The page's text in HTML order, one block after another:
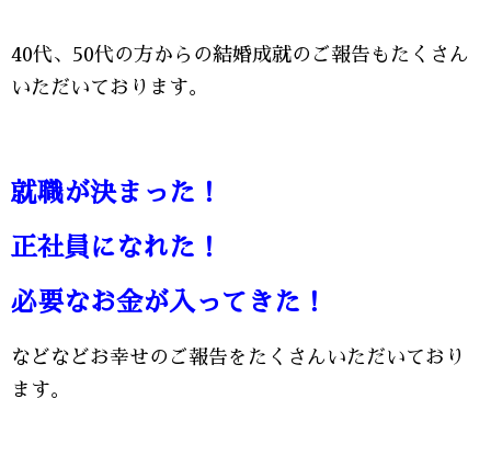
40代、50代の方からの結婚成就のご報告もたくさん
いただいております。
就職が決まった！
正社員になれた！
必要なお金が入ってきた！
などなどお幸せのご報告をたくさんいただいており
ます。